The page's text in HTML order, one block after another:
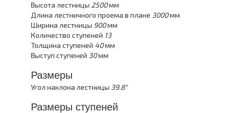
Высота лестницы 2500мм
Длина лестничного проема в плане 3000мм
Ширина лестницы 900мм
Количество ступеней 13
Толщина ступеней 40мм
Выступ ступеней 30мм
Размеры
Угол наклона лестницы 39.8°
Размеры ступеней